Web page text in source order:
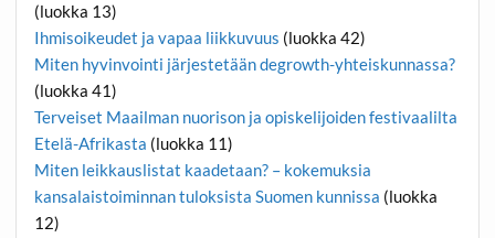
(luokka 13)
Ihmisoikeudet ja vapaa liikkuvuus (luokka 42)
Miten hyvinvointi järjestetään degrowth-yhteiskunnassa?
(luokka 41)
Terveiset Maailman nuorison ja opiskelijoiden festivaalilta
Etelä-Afrikasta (luokka 11)
Miten leikkauslistat kaadetaan? – kokemuksia
kansalaistoiminnan tuloksista Suomen kunnissa (luokka
12)